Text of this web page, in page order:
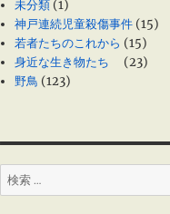
未分類 (1)
神戸連続児童殺傷事件 (15)
若者たちのこれから (15)
身近な生き物たち
(23)
野鳥 (123)
検
索: